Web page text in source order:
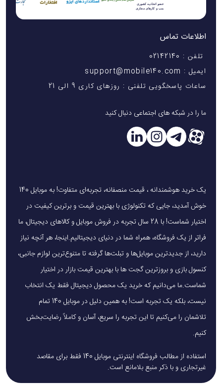
اطلاعات تماس
تلفن : 02142140
ایمیل : support@mobile140.com
ساعات پاسخگویی تلفنی : روزهای کاری 9 الی 21
ما را در شبکه های اجتماعی دنبال کنید
یک خرید هوشمندانه ، قیمت منصفانه، تجربه‌ای متفاوت! به موبایل 140
خوش آمدید، جایی که تکنولوژی با بهترین قیمت و برترین کیفیت در
اختیار شماست! با 28 سال تجربه در فروش موبایل و کالاهای دیجیتال، ما
فراتر از یک فروشگاه، همراه شما در دنیای دیجیتالیم.اینجا، هر آنچه نیاز
دارید، از جدیدترین موبایل‌ها و تبلت‌ها گرفته تا متنوع‌ترین لوازم جانبی،
کنسول بازی و بروزترین گجت ها با بهترین قیمت بازار در اختیار
شماست.ما می‌دانیم که خرید یک محصول دیجیتال فقط یک انتخاب
نیست، بلکه یک تجربه است! به همین دلیل در موبایل 140 تمام
تلاشمان را می‌کنیم تا این تجربه را سریع، آسان و کاملاً رضایت‌بخش
کنیم.
استفاده از مطالب فروشگاه اینترنتی موبایل 140 فقط برای مقاصد
غیرتجاری و با ذکر منبع بلامانع است.